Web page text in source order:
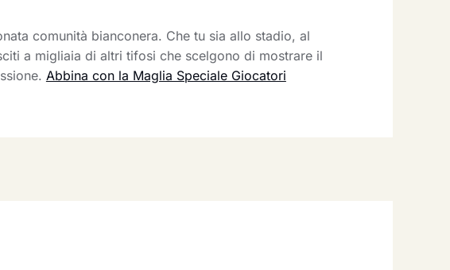
comunità bianconera. Che tu sia allo stadio, al
a migliaia di altri tifosi che scelgono di mostrare il
Abbina con la Maglia Speciale Giocatori